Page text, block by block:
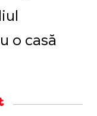
o casă